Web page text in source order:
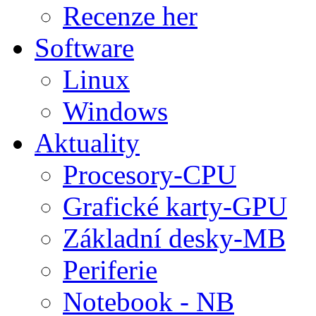
Recenze her
Software
Linux
Windows
Aktuality
Procesory-CPU
Grafické karty-GPU
Základní desky-MB
Periferie
Notebook - NB